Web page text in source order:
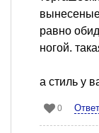
равно
ногой.
а стиль у
0